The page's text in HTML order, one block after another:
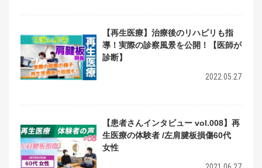
【再生医療】治療後のリハビリも指
導！実際の診察風景を公開！【医師が
診断】
2022.05.27
【患者さんインタビュー vol.008】再
生医療の体験者 /左肩腱板損傷60代
女性